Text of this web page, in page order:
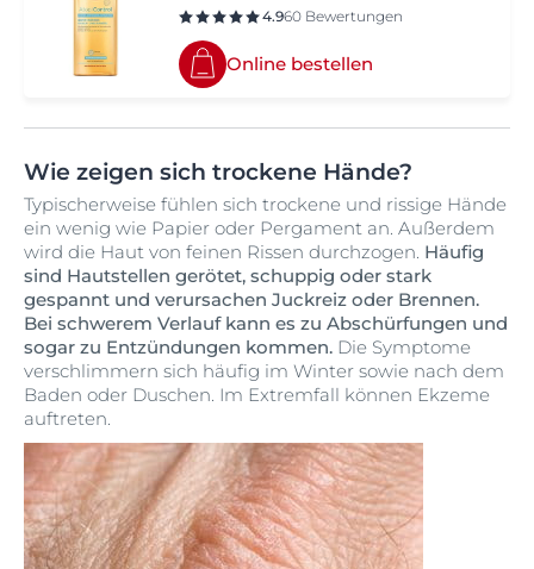
4.960 Bewertungen
Online bestellen
Wie zeigen sich trockene Hände?
Typischerweise fühlen sich trockene und rissige Hände
ein wenig wie Papier oder Pergament an. Außerdem
wird die Haut von feinen Rissen durchzogen. Häufig
sind Hautstellen gerötet, schuppig oder stark
gespannt und verursachen Juckreiz oder Brennen.
Bei schwerem Verlauf kann es zu Abschürfungen und
sogar zu Entzündungen kommen. Die Symptome
verschlimmern sich häufig im Winter sowie nach dem
Baden oder Duschen. Im Extremfall können Ekzeme
auftreten.